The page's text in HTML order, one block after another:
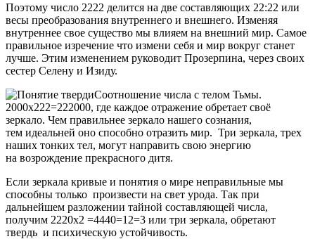
Поэтому число 2222 делится на две составляющих 22:22 или
весы преобразования внутреннего и внешнего. Изменяя
внутреннее свое существо мы влияем на внешний мир. Самое
правильное изречение что измени себя и мир вокруг станет
лучше. Этим изменением руководит Прозерпина, через своих
сестер Селену и Изиду.
Соотношение числа с телом Тьмы.
2000х222=222000, где каждое отражение обретает своё
зеркало. Чем правильнее зеркало нашего сознания,
тем идеальней оно способно отразить мир. Три зеркала, трех
наших тонких тел, могут направить свою энергию
на возрождение прекрасного дитя.
Если зеркала кривые и понятия о мире неправильные мы
способны только произвести на свет урода. Так при
дальнейшем разложении тайной составляющей числа,
получим 2220х2 =4440=12=3 или три зеркала, обретают
твердь и психическую устойчивость.